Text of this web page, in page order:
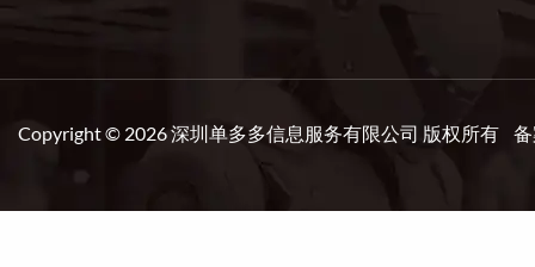
Copyright © 2026 深圳单多多信息服务有限公司 版权所有